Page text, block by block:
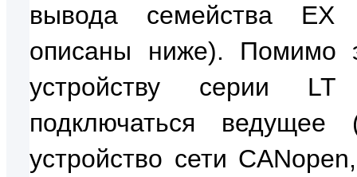
вывода семейства EX
описаны ниже). Помимо
устройству серии
подключаться ведущее
устройство сети